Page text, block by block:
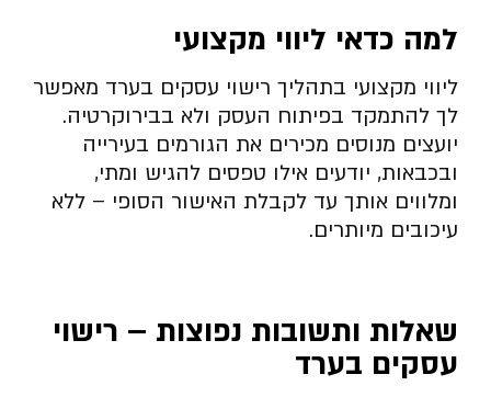
למה כדאי ליווי מקצועי
ליווי מקצועי בתהליך רישוי עסקים בערד מאפשר
לך להתמקד בפיתוח העסק ולא בבירוקרטיה.
יועצים מנוסים מכירים את הגורמים בעירייה
ובכבאות, יודעים אילו טפסים להגיש ומתי,
ומלווים אותך עד לקבלת האישור הסופי – ללא
עיכובים מיותרים.
שאלות ותשובות נפוצות – רישוי
עסקים בערד